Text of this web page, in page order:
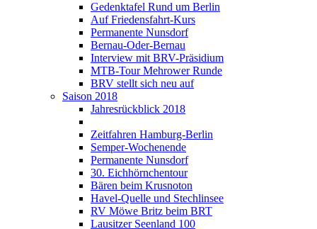
Gedenktafel Rund um Berlin
Auf Friedensfahrt-Kurs
Permanente Nunsdorf
Bernau-Oder-Bernau
Interview mit BRV-Präsidium
MTB-Tour Mehrower Runde
BRV stellt sich neu auf
Saison 2018
Jahresrückblick 2018
Zeitfahren Hamburg-Berlin
Semper-Wochenende
Permanente Nunsdorf
30. Eichhörnchentour
Bären beim Krusnoton
Havel-Quelle und Stechlinsee
RV Möwe Britz beim BRT
Lausitzer Seenland 100